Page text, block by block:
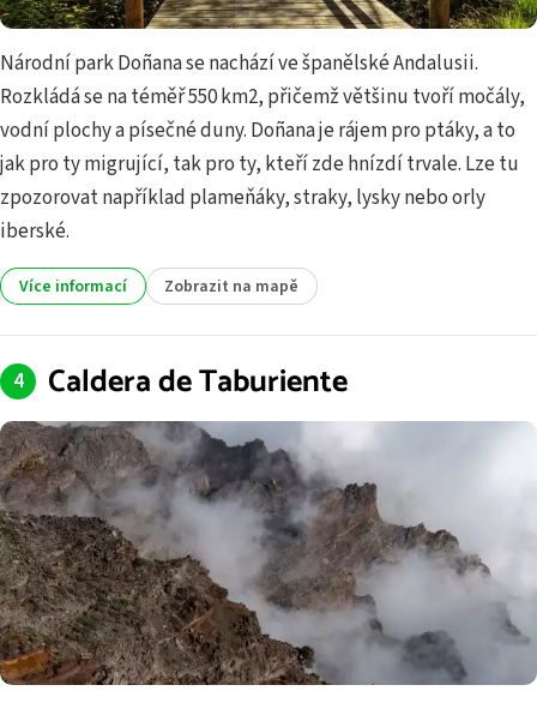
Národní park Doñana se nachází ve španělské Andalusii.
Rozkládá se na téměř 550 km2, přičemž většinu tvoří močály,
vodní plochy a písečné duny. Doñana je rájem pro ptáky, a to
jak pro ty migrující, tak pro ty, kteří zde hnízdí trvale. Lze tu
zpozorovat například plameňáky, straky, lysky nebo orly
iberské.
Více informací Zobrazit na mapě
Caldera de Taburiente